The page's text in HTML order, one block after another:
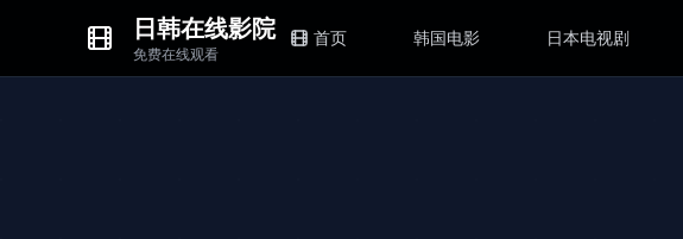
日韩在线影院
免费在线观看
首页 韩国电影 日本电视剧